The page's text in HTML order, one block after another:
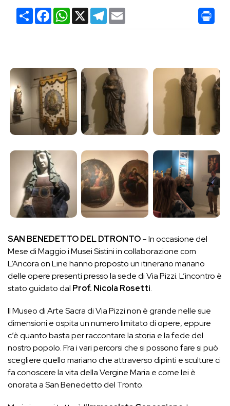
CondividiFacebookWhatsApp
X Telegram
SAN BENEDETTO DEL DTRONTO– In occasione del
Mese di Maggio i Musei Sistini in collaborazione com
L’Ancora on Line hanno proposto un itinerario mariano
delle opere presenti presso la sede di Via Pizzi. L’incontro è
stato guidato dal Prof. Nicola Rosetti.
Il Museo di Arte Sacra di Via Pizzi non è grande nelle sue
dimensioni e ospita un numero limitato di opere, eppure
c’è quanto basta per raccontare la storia e la fede del
nostro popolo. Fra i vari percorsi che si possono fare si può
scegliere quello mariano che attraverso dipinti e sculture ci
fa conoscere la vita della Vergine Maria e come lei è
onorata a San Benedetto del Tronto.